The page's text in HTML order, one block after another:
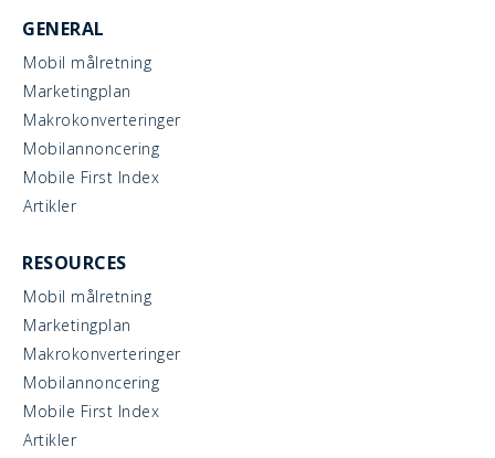
GENERAL
Mobil målretning
Marketingplan
Makrokonverteringer
Mobilannoncering
Mobile First Index
Artikler
RESOURCES
Mobil målretning
Marketingplan
Makrokonverteringer
Mobilannoncering
Mobile First Index
Artikler